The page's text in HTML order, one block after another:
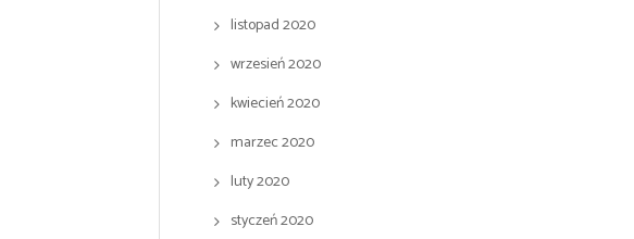
listopad 2020
wrzesień 2020
kwiecień 2020
marzec 2020
luty 2020
styczeń 2020